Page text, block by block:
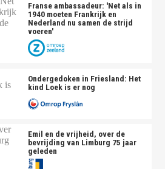
Franse ambassadeur: 'Net als in
1940 moeten Frankrijk en
Nederland nu samen de strijd
voeren'
Ondergedoken in Friesland: Het
kind Loek is er nog
Emil en de vrijheid, over de
bevrijding van Limburg 75 jaar
geleden